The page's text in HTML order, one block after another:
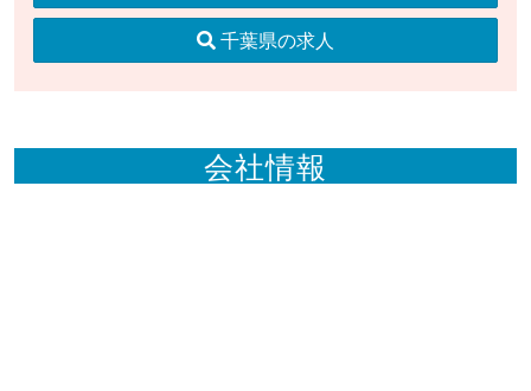
千葉県の求人
会社情報